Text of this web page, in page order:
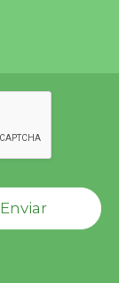
Enviar